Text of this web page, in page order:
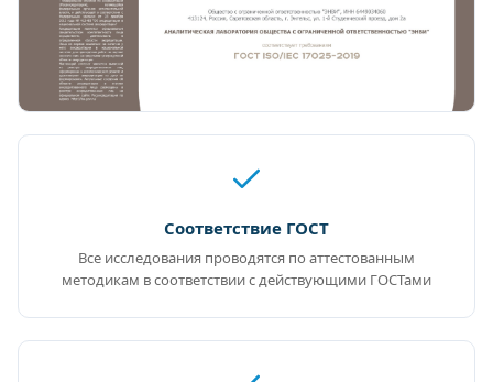
Соответствие ГОСТ
Все исследования проводятся по аттестованным
методикам в соответствии с действующими ГОСТами